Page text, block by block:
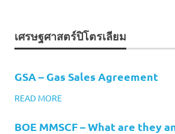
เศรษฐศาสตร์ปิโตรเลียม
GSA – Gas Sales Agreement
READ MORE
BOE MMSCF – What are they